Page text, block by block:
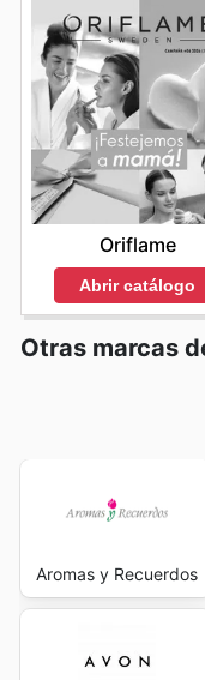
explore the best
Oriflame
Abrir catálogo
Otras marcas
Aromas y Recuerdos